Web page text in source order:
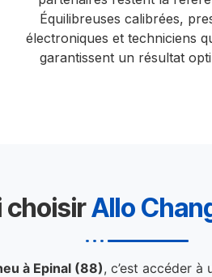
Équilibreuses calibrées,
électroniques et techniciens
garantissent un résultat
choisirAllo
à Epinal (88), c’est accéder